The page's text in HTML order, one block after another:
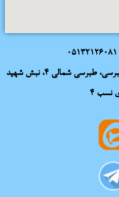
05132126081
آدرس: مشهد مقدس، بلوار دوم طبرسی، طبرسی شمالی 4، نبش شهید
نسب 4